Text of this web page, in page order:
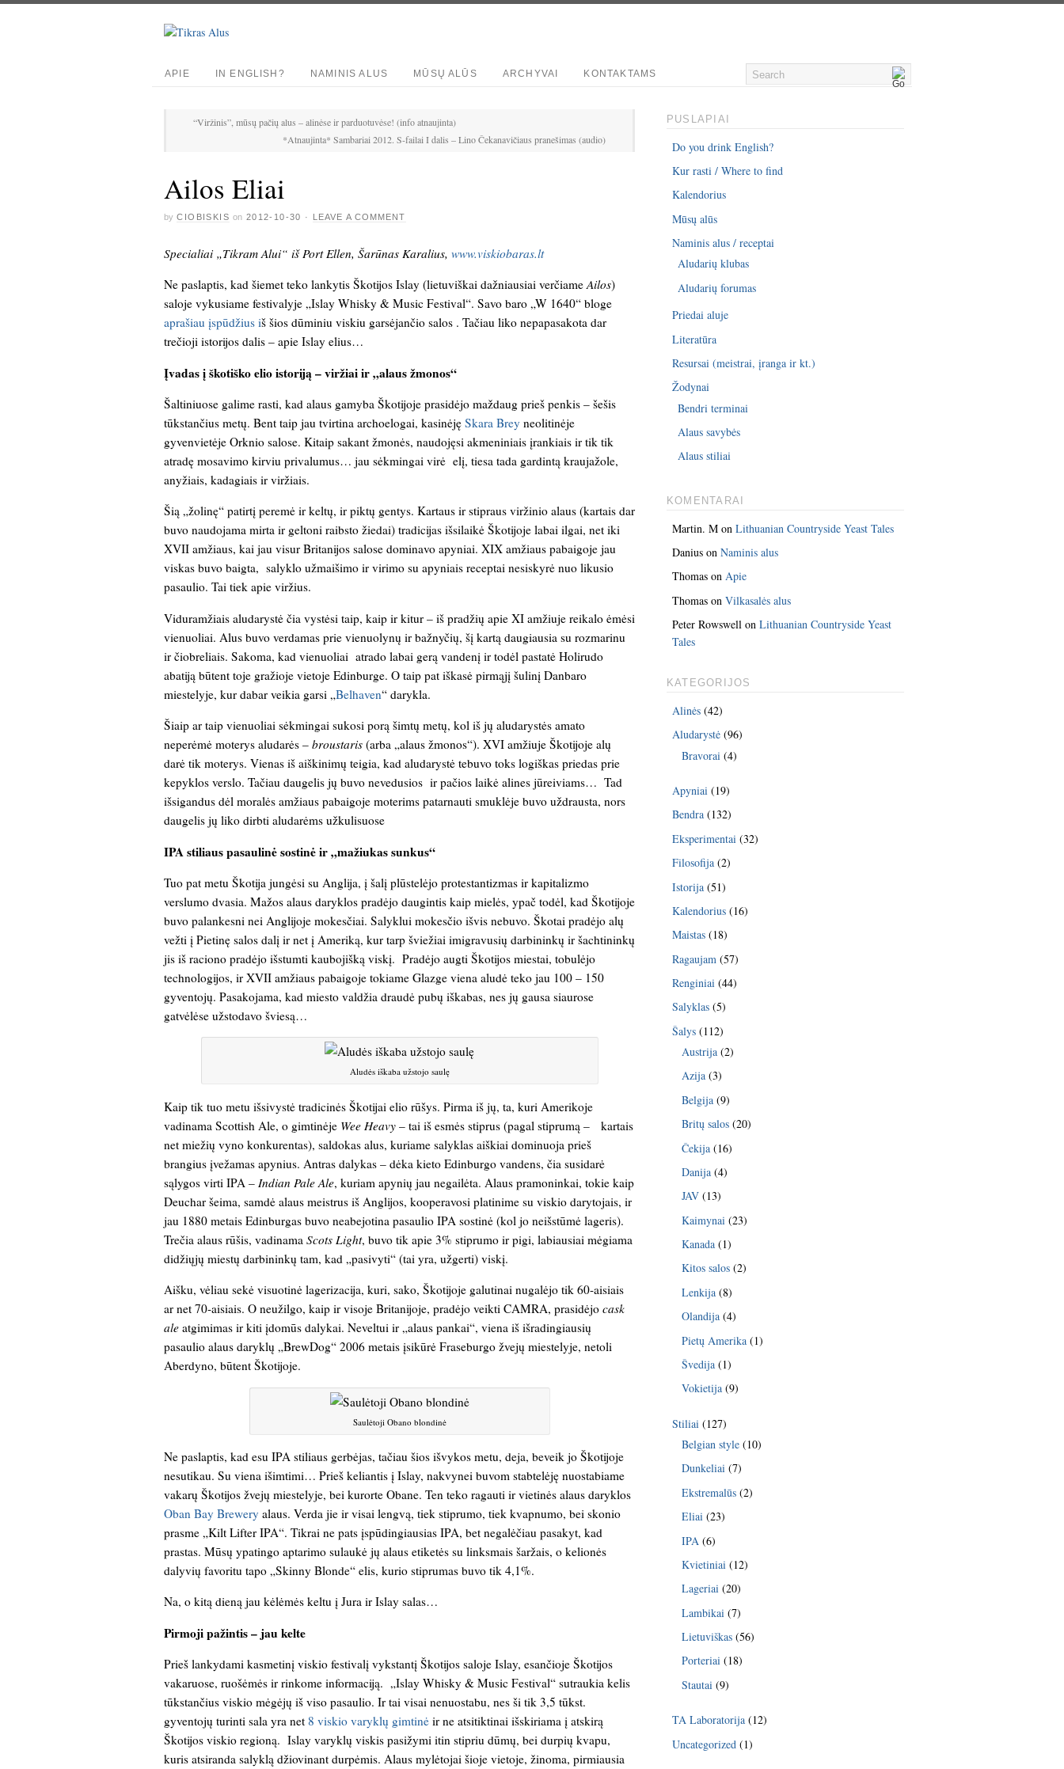
APIE IN ENGLISH? NAMINIS ALUS MŪSŲ ALŪS ARCHYVAI KONTAKTAMS
“Viržinis”, mūsų pačių alus – alinėse ir parduotuvėse! (info atnaujinta)
*Atnaujinta* Sambariai 2012. S-failai I dalis – Lino Čekanavičiaus pranešimas (audio)
Ailos Eliai
by CIOBISKIS on 2012-10-30 · LEAVE A COMMENT
Specialiai „Tikram Alui“ iš Port Ellen, Šarūnas Karalius, www.viskiobaras.lt
Ne paslaptis, kad šiemet teko lankytis Škotijos Islay (lietuviškai dažniausiai verčiameAilos)
saloje vykusiame festivalyje „Islay Whisky & Music Festival“. Savo baro „W 1640“ bloge
aprašiau įspūdžius iš šios dūminiu viskiu garsėjančio salos . Tačiau liko nepapasakota dar
trečioji istorijos dalis – apie Islay elius…
Įvadas į škotiško elio istoriją – viržiai ir „alaus žmonos“
Šaltiniuose galime rasti, kad alaus gamyba Škotijoje prasidėjo maždaug prieš penkis – šešis
tūkstančius metų. Bent taip jau tvirtina archoelogai, kasinėję Skara Brey neolitinėje
gyvenvietėje Orknio salose. Kitaip sakant žmonės, naudojęsi akmeniniais įrankiais ir tik tik
atradę mosavimo kirviu privalumus… jau sėkmingai virė elį, tiesa tada gardintą kraujažole,
anyžiais, kadagiais ir viržiais.
Šią „žolinę“ patirtį peremė ir keltų, ir piktų gentys. Kartaus ir stipraus viržinio alaus (kartais dar
buvo naudojama mirta ir geltoni raibsto žiedai) tradicijas išsilaikė Škotijoje labai ilgai, net iki
XVII amžiaus, kai jau visur Britanijos salose dominavo apyniai. XIX amžiaus pabaigoje jau
viskas buvo baigta, salyklo užmaišimo ir virimo su apyniais receptai nesiskyrė nuo likusio
pasaulio. Tai tiek apie viržius.
Viduramžiais aludarystė čia vystėsi taip, kaip ir kitur – iš pradžių apie XI amžiuje reikalo ėmėsi
vienuoliai. Alus buvo verdamas prie vienuolynų ir bažnyčių, šį kartą daugiausia su rozmarinu
ir čiobreliais. Sakoma, kad vienuoliai atrado labai gerą vandenį ir todėl pastatė Holirudo
abatiją būtent toje gražioje vietoje Edinburge. O taip pat iškasė pirmąjį šulinį Danbaro
miestelyje, kur dabar veikia garsi „Belhaven“ darykla.
Šiaip ar taip vienuoliai sėkmingai sukosi porą šimtų metų, kol iš jų aludarystės amato
neperėmė moterys aludarės – broustaris (arba „alaus žmonos“). XVI amžiuje Škotijoje alų
darė tik moterys. Vienas iš aiškinimų teigia, kad aludarystė tebuvo toks logiškas priedas prie
kepyklos verslo. Tačiau daugelis jų buvo nevedusios ir pačios laikė alines jūreiviams… Tad
išsigandus dėl moralės amžiaus pabaigoje moterims patarnauti smuklėje buvo uždrausta, nors
daugelis jų liko dirbti aludarėms užkulisuose
IPA stiliaus pasaulinė sostinė ir „mažiukas sunkus“
Tuo pat metu Škotija jungėsi su Anglija, į šalį plūstelėjo protestantizmas ir kapitalizmo
verslumo dvasia. Mažos alaus daryklos pradėjo daugintis kaip mielės, ypač todėl, kad Škotijoje
buvo palankesni nei Anglijoje mokesčiai. Salyklui mokesčio išvis nebuvo. Škotai pradėjo alų
vežti į Pietinę salos dalį ir net į Ameriką, kur tarp šviežiai imigravusių darbininkų ir šachtininkų
jis iš raciono pradėjo išstumti kaubojišką viskį. Pradėjo augti Škotijos miestai, tobulėjo
technologijos, ir XVII amžiaus pabaigoje tokiame Glazge viena aludė teko jau 100 – 150
gyventojų. Pasakojama, kad miesto valdžia draudė pubų iškabas, nes jų gausa siaurose
gatvėlėse užstodavo šviesą…
Aludės iškaba užstojo saulę
Kaip tik tuo metu išsivystė tradicinės Škotijai elio rūšys. Pirma iš jų, ta, kuri Amerikoje
vadinama Scottish Ale, o gimtinėje Wee Heavy – tai iš esmės stiprus (pagal stiprumą – kartais
net miežių vyno konkurentas), saldokas alus, kuriame salyklas aiškiai dominuoja prieš
brangius įvežamas apynius. Antras dalykas – dėka kieto Edinburgo vandens, čia susidarė
sąlygos virti IPA – Indian Pale Ale, kuriam apynių jau negailėta. Alaus pramoninkai, tokie kaip
Deuchar šeima, samdė alaus meistrus iš Anglijos, kooperavosi platinime su viskio darytojais, ir
jau 1880 metais Edinburgas buvo neabejotina pasaulio IPA sostinė (kol jo neišstūmė lageris).
Trečia alaus rūšis, vadinama Scots Light, buvo tik apie 3% stiprumo ir pigi, labiausiai mėgiama
didžiųjų miestų darbininkų tam, kad „pasivyti“ (tai yra, užgerti) viskį.
Aišku, vėliau sekė visuotinė lagerizacija, kuri, sako, Škotijoje galutinai nugalėjo tik 60-aisiais
ar net 70-aisiais. O neužilgo, kaip ir visoje Britanijoje, pradėjo veikti CAMRA, prasidėjo cask
ale atgimimas ir kiti įdomūs dalykai. Neveltui ir „alaus pankai“, viena iš išradingiausių
pasaulio alaus daryklų „BrewDog“ 2006 metais įsikūrė Fraseburgo žvejų miestelyje, netoli
Aberdyno, būtent Škotijoje.
Saulėtoji Obano blondinė
Ne paslaptis, kad esu IPA stiliaus gerbėjas, tačiau šios išvykos metu, deja, beveik jo Škotijoje
nesutikau. Su viena išimtimi… Prieš keliantis į Islay, nakvynei buvom stabtelėję nuostabiame
vakarų Škotijos žvejų miestelyje, bei kurorte Obane. Ten teko ragauti ir vietinės alaus daryklos
Oban Bay Brewery alaus. Verda jie ir visai lengvą, tiek stiprumo, tiek kvapnumo, bei skonio
prasme „Kilt Lifter IPA“. Tikrai ne pats įspūdingiausias IPA, bet negalėčiau pasakyt, kad
prastas. Mūsų ypatingo aptarimo sulaukė jų alaus etiketės su linksmais šaržais, o kelionės
dalyvių favoritu tapo „Skinny Blonde“ elis, kurio stiprumas buvo tik 4,1%.
Na, o kitą dieną jau kėlėmės keltu į Jura ir Islay salas…
Pirmoji pažintis – jau kelte
Prieš lankydami kasmetinį viskio festivalį vykstantį Škotijos saloje Islay, esančioje Škotijos
vakaruose, ruošėmės ir rinkome informaciją. „Islay Whisky & Music Festival“ sutraukia kelis
tūkstančius viskio mėgėjų iš viso pasaulio. Ir tai visai nenuostabu, nes ši tik 3,5 tūkst.
gyventojų turinti sala yra net 8 viskio varyklų gimtinė ir ne atsitiktinai išskiriama į atskirą
Škotijos viskio regioną. Islay varyklų viskis pasižymi itin stipriu dūmų, bei durpių kvapu,
kuris atsiranda salyklą džiovinant durpėmis. Alaus mylėtojai šioje vietoje, žinoma, pirmiausia
PUSLAPIAI
Do you drink English?
Kur rasti / Where to find
Kalendorius
Mūsų alūs
Naminis alus / receptai
Aludarių klubas
Aludarių forumas
Priedai aluje
Literatūra
Resursai (meistrai, įranga ir kt.)
Žodynai
Bendri terminai
Alaus savybės
Alaus stiliai
KOMENTARAI
Martin. M onLithuanian Countryside Yeast Tales
Danius onNaminis alus
Thomas onApie
Thomas onVilkasalės alus
Peter Rowswell onLithuanian Countryside Yeast
Tales
KATEGORIJOS
Alinės (42)
Aludarystė (96)
Bravorai (4)
Apyniai (19)
Bendra (132)
Eksperimentai (32)
Filosofija (2)
Istorija (51)
Kalendorius (16)
Maistas (18)
Ragaujam (57)
Renginiai (44)
Salyklas (5)
Šalys (112)
Austrija (2)
Azija (3)
Belgija (9)
Britų salos (20)
Čekija (16)
Danija (4)
JAV (13)
Kaimynai (23)
Kanada (1)
Kitos salos (2)
Lenkija (8)
Olandija (4)
Pietų Amerika (1)
Švedija (1)
Vokietija (9)
Stiliai (127)
Belgian style (10)
Dunkeliai (7)
Ekstremalūs (2)
Eliai (23)
IPA (6)
Kvietiniai (12)
Lageriai (20)
Lambikai (7)
Lietuviškas (56)
Porteriai (18)
Stautai (9)
TA Laboratorija (12)
Uncategorized (1)